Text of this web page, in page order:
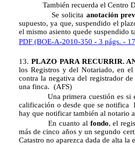
También recuerda el Centro
Se solicita anotación
supuesto, ya que, suspendido el
el mismo asiento quede suspendido
PDF (BOE-A-2010-350 - 3 págs. -
13. PLAZO PARA RECURRIR.
los Registros y del Notariado, en
contra la negativa del registrador
una finca. (AFS)
Una primera cuestión es si
calificación o desde que se notifica
hay que notificar también al notario
En cuanto al fondo, el
más de cinco años y un segundo
Catastro no aparezca dada de alta la